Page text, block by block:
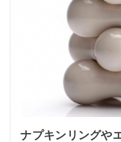
ナプキンリングや